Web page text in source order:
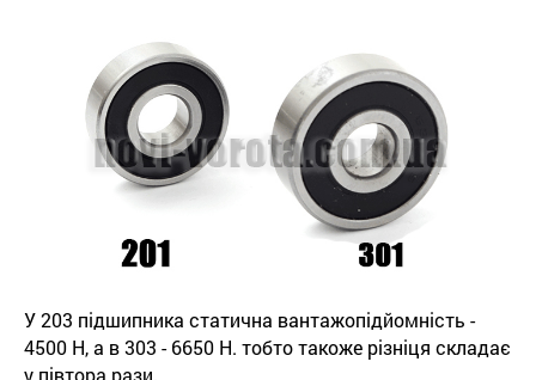
У 203 підшипника статична вантажопідйомність -
4500 Н, а в 303 - 6650 Н. тобто такоже різніця складає
у півтора рази.